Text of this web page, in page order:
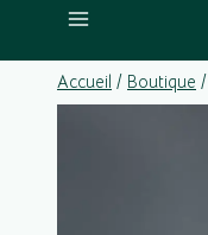
Accueil / Boutique /